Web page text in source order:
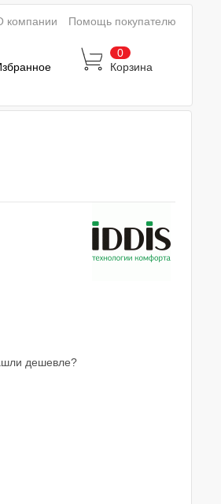
0
Корзина
компании Помощь покупателю
дешевле?